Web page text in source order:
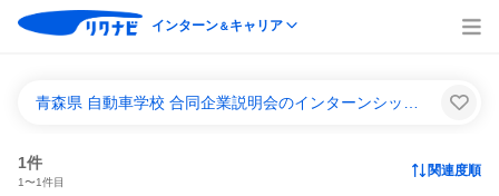
インターン＆キャリア
1件
1〜1件目
関連度順